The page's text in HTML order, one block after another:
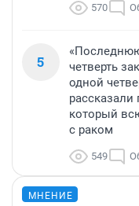
570
5
четверть
одной
который
с раком
549
МНЕНИЕ